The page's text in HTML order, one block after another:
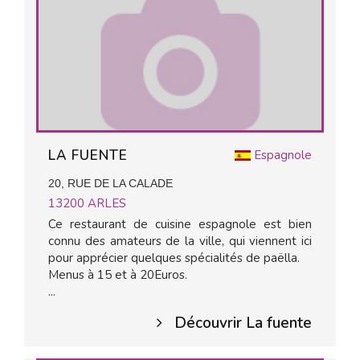
Espagnole
LA FUENTE
20, RUE DE LA CALADE
13200 ARLES
Ce restaurant de cuisine espagnole est bien
connu des amateurs de la ville, qui viennent ici
pour apprécier quelques spécialités de paëlla.
Menus à 15 et à 20Euros.
...
Découvrir La fuente